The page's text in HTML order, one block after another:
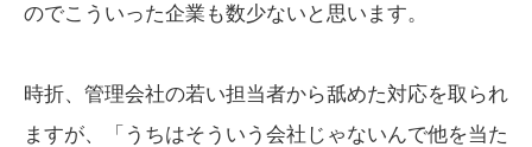
のでこういった企業も数少ないと思います。
時折、管理会社の若い担当者から舐めた対応を取られ
ますが、「うちはそういう会社じゃないんで他を当た